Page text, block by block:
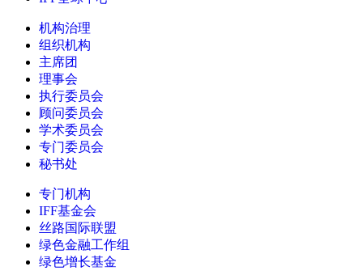
机构治理
组织机构
主席团
理事会
执行委员会
顾问委员会
学术委员会
专门委员会
秘书处
专门机构
IFF基金会
丝路国际联盟
绿色金融工作组
绿色增长基金